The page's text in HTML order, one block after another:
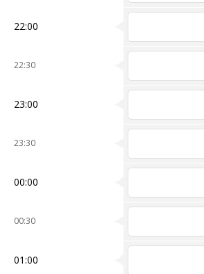
22:00
22:30
23:00
23:30
00:00
00:30
01:00